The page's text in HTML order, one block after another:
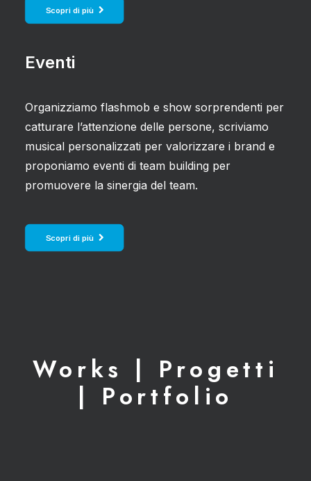
Scopri di più
Eventi
Organizziamo flashmob e show sorprendenti per
catturare l’attenzione delle persone, scriviamo
musical personalizzati per valorizzare i brand e
proponiamo eventi di team building per
promuovere la sinergia del team.
Scopri di più
Works | Progetti
| Portfolio